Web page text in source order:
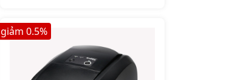
hãng giá rẻ lên ngay
shoppos.vn.
giảm 0.5%